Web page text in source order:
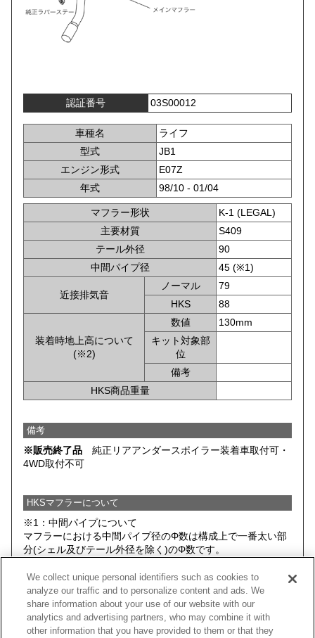
認証番号 03S00012
車種名
ライフ
型式
JB1
エンジン形式
E07Z
年式
98/10 - 01/04
マフラー形状
K-1 (LEGAL)
主要材質
S409
テール外径
90
中間パイプ径
45 (※1)
近接排気音
ノーマル
79
HKS
88
装着時地上高について
(※2)
数値
130mm
キット対象部
位
備考
HKS商品重量
備考
※販売終了品 純正リアアンダースポイラー装着車取付可・
4WD取付不可
HKSマフラーについて
※1：中間パイプについて
マフラーにおける中間パイプ径のΦ数は構成上で一番太い部
分(シェル及びテール外径を除く)のΦ数です。
※2：HKSマフラー装着時において、 HKSマフラー(キットに
含まれる全てのパーツ)と路面とのクリアランスがもっとも
小さい部分を記載しております。そのため、車両そのものの
最低地上高とは異なる場合があります。
データは基本的にノーマルサスペンション車両のものを記載
We collect unique personal identifiers such as cookies to
analyze our traffic and to personalize content and ads. We
share information about your use of our website with our
analytics and advertising partners, who may combine it with
other information that you have provided to them or that they